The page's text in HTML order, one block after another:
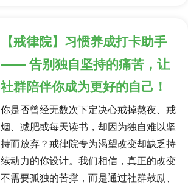
【戒律院】习惯养成打卡助手
—— 告别独自坚持的痛苦，让
社群陪伴你成为更好的自己！
你是否曾经无数次下定决心戒掉熬夜、戒
烟、减肥或每天读书，却因为独自难以坚
持而放弃？戒律院专为渴望改变却缺乏持
续动力的你设计。我们相信，真正的改变
不需要孤独的苦撑，而是通过社群鼓励、